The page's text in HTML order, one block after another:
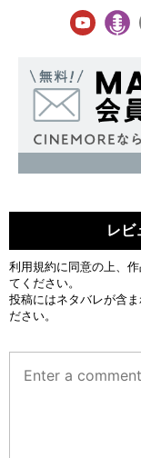
レビ
利用規約に同意の上、
てください。
投稿にはネタバレが含
ださい。